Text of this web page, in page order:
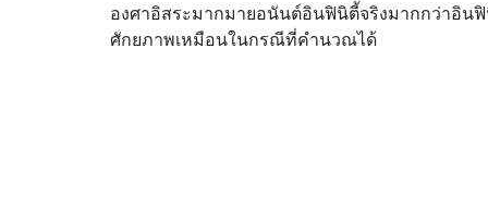
องศาอิสระมากมายอนันต์อินฟินิตี้จริงมากกว่าอิน
ศักยภาพเหมือนในกรณีที่คำนวณได้